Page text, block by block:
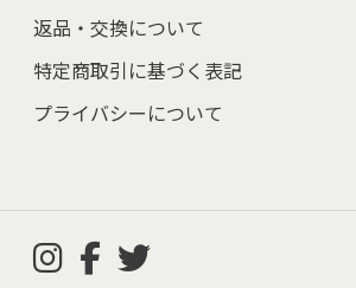
返品・交換について
特定商取引に基づく表記
プライバシーについて